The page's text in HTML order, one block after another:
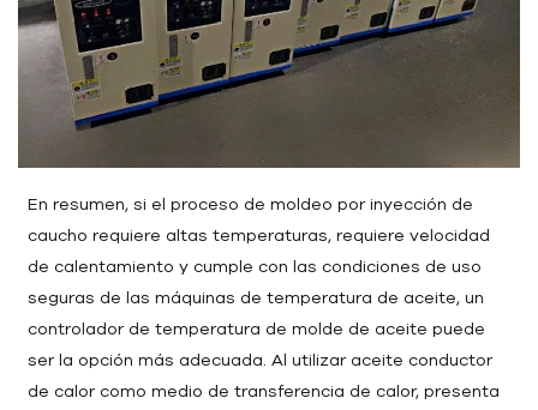
En resumen, si el proceso de moldeo por inyección de
caucho requiere altas temperaturas, requiere velocidad
de calentamiento y cumple con las condiciones de uso
seguras de las máquinas de temperatura de aceite, un
controlador de temperatura de molde de aceite puede
ser la opción más adecuada. Al utilizar aceite conductor
de calor como medio de transferencia de calor, presenta